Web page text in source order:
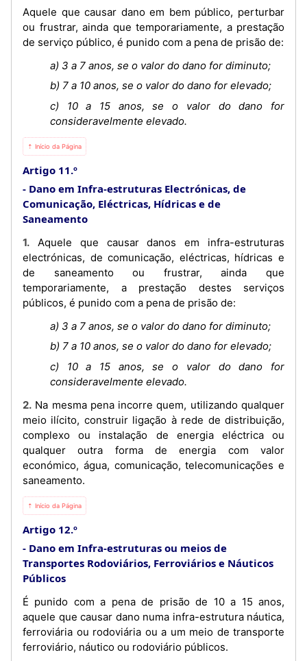
Aquele que causar dano em bem público, perturbar
ou frustrar, ainda que temporariamente, a prestação
de serviço público, é punido com a pena de prisão de:
a) 3 a 7 anos, se o valor do dano for diminuto;
b) 7 a 10 anos, se o valor do dano for elevado;
c) 10 a 15 anos, se o valor do dano for
consideravelmente elevado.
⇡ Início da Página
Artigo 11.º
Dano em Infra-estruturas Electrónicas, de
Comunicação, Eléctricas, Hídricas e de
Saneamento
1. Aquele que causar danos em infra-estruturas
electrónicas, de comunicação, eléctricas, hídricas e
de saneamento ou frustrar, ainda que
temporariamente, a prestação destes serviços
públicos, é punido com a pena de prisão de:
a) 3 a 7 anos, se o valor do dano for diminuto;
b) 7 a 10 anos, se o valor do dano for elevado;
c) 10 a 15 anos, se o valor do dano for
consideravelmente elevado.
2. Na mesma pena incorre quem, utilizando qualquer
meio ilícito, construir ligação à rede de distribuição,
complexo ou instalação de energia eléctrica ou
qualquer outra forma de energia com valor
económico, água, comunicação, telecomunicações e
saneamento.
⇡ Início da Página
Artigo 12.º
Dano em Infra-estruturas ou meios de
Transportes Rodoviários, Ferroviários e Náuticos
Públicos
É punido com a pena de prisão de 10 a 15 anos,
aquele que causar dano numa infra-estrutura náutica,
ferroviária ou rodoviária ou a um meio de transporte
ferroviário, náutico ou rodoviário públicos.